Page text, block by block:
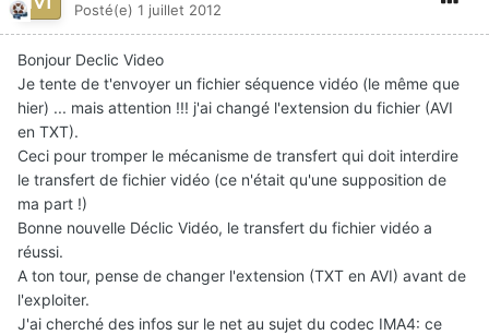
Posté(e) 1 juillet 2012
Bonjour Declic Video
Je tente de t'envoyer un fichier séquence vidéo (le même que
hier) ... mais attention !!! j'ai changé l'extension du fichier (AVI
en TXT).
Ceci pour tromper le mécanisme de transfert qui doit interdire
le transfert de fichier vidéo (ce n'était qu'une supposition de
ma part !)
Bonne nouvelle Déclic Vidéo, le transfert du fichier vidéo a
réussi.
A ton tour, pense de changer l'extension (TXT en AVI) avant de
l'exploiter.
J'ai cherché des infos sur le net au sujet du codec IMA4: ce